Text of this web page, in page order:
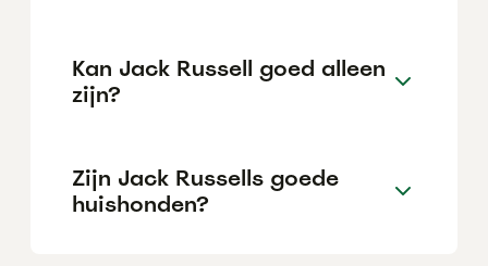
Kan Jack Russell goed alleen
zijn?
Zijn Jack Russells goede
huishonden?